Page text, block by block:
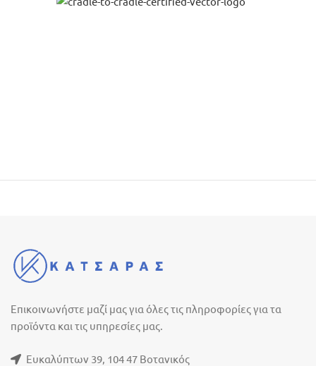
Επικοινωνήστε μαζί μας για όλες τις πληροφορίες για τα
προϊόντα και τις υπηρεσίες μας.
Ευκαλύπτων 39, 104 47 Βοτανικός